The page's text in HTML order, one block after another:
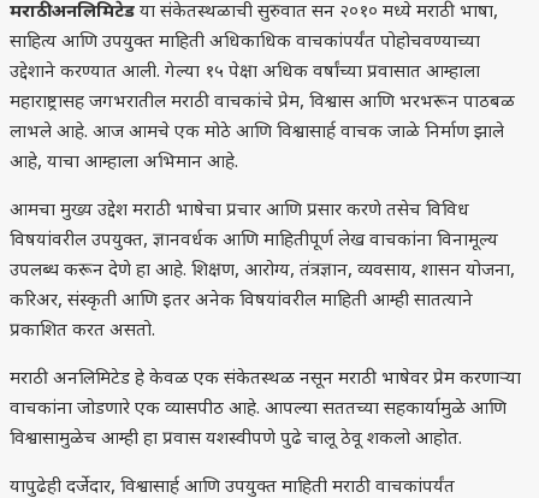
मराठी अनलिमिटेड या संकेतस्थळाची सुरुवात सन २०१० मध्ये मराठी भाषा,
साहित्य आणि उपयुक्त माहिती अधिकाधिक वाचकांपर्यंत पोहोचवण्याच्या
उद्देशाने करण्यात आली. गेल्या १५ पेक्षा अधिक वर्षांच्या प्रवासात आम्हाला
महाराष्ट्रासह जगभरातील मराठी वाचकांचे प्रेम, विश्वास आणि भरभरून पाठबळ
लाभले आहे. आज आमचे एक मोठे आणि विश्वासार्ह वाचक जाळे निर्माण झाले
आहे, याचा आम्हाला अभिमान आहे.
आमचा मुख्य उद्देश मराठी भाषेचा प्रचार आणि प्रसार करणे तसेच विविध
विषयांवरील उपयुक्त, ज्ञानवर्धक आणि माहितीपूर्ण लेख वाचकांना विनामूल्य
उपलब्ध करून देणे हा आहे. शिक्षण, आरोग्य, तंत्रज्ञान, व्यवसाय, शासन योजना,
करिअर, संस्कृती आणि इतर अनेक विषयांवरील माहिती आम्ही सातत्याने
प्रकाशित करत असतो.
मराठी अनलिमिटेड हे केवळ एक संकेतस्थळ नसून मराठी भाषेवर प्रेम करणाऱ्या
वाचकांना जोडणारे एक व्यासपीठ आहे. आपल्या सततच्या सहकार्यामुळे आणि
विश्वासामुळेच आम्ही हा प्रवास यशस्वीपणे पुढे चालू ठेवू शकलो आहोत.
यापुढेही दर्जेदार, विश्वासार्ह आणि उपयुक्त माहिती मराठी वाचकांपर्यंत